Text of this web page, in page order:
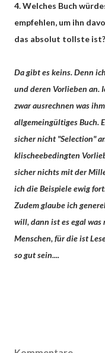
4. Welches Buch
empfehlen, um ihn
das absolut tollste ist?
Da gibt es keins. Denn
und deren Vorlieben an.
zwar ausrechnen was
allgemeingültiges Buch.
sicher nicht "Selection"
klischeebedingten
sicher nichts mit der
ich die Beispiele ewig
Zudem glaube ich
will, dann ist es egal was
Menschen, für die ist
so gut sein....